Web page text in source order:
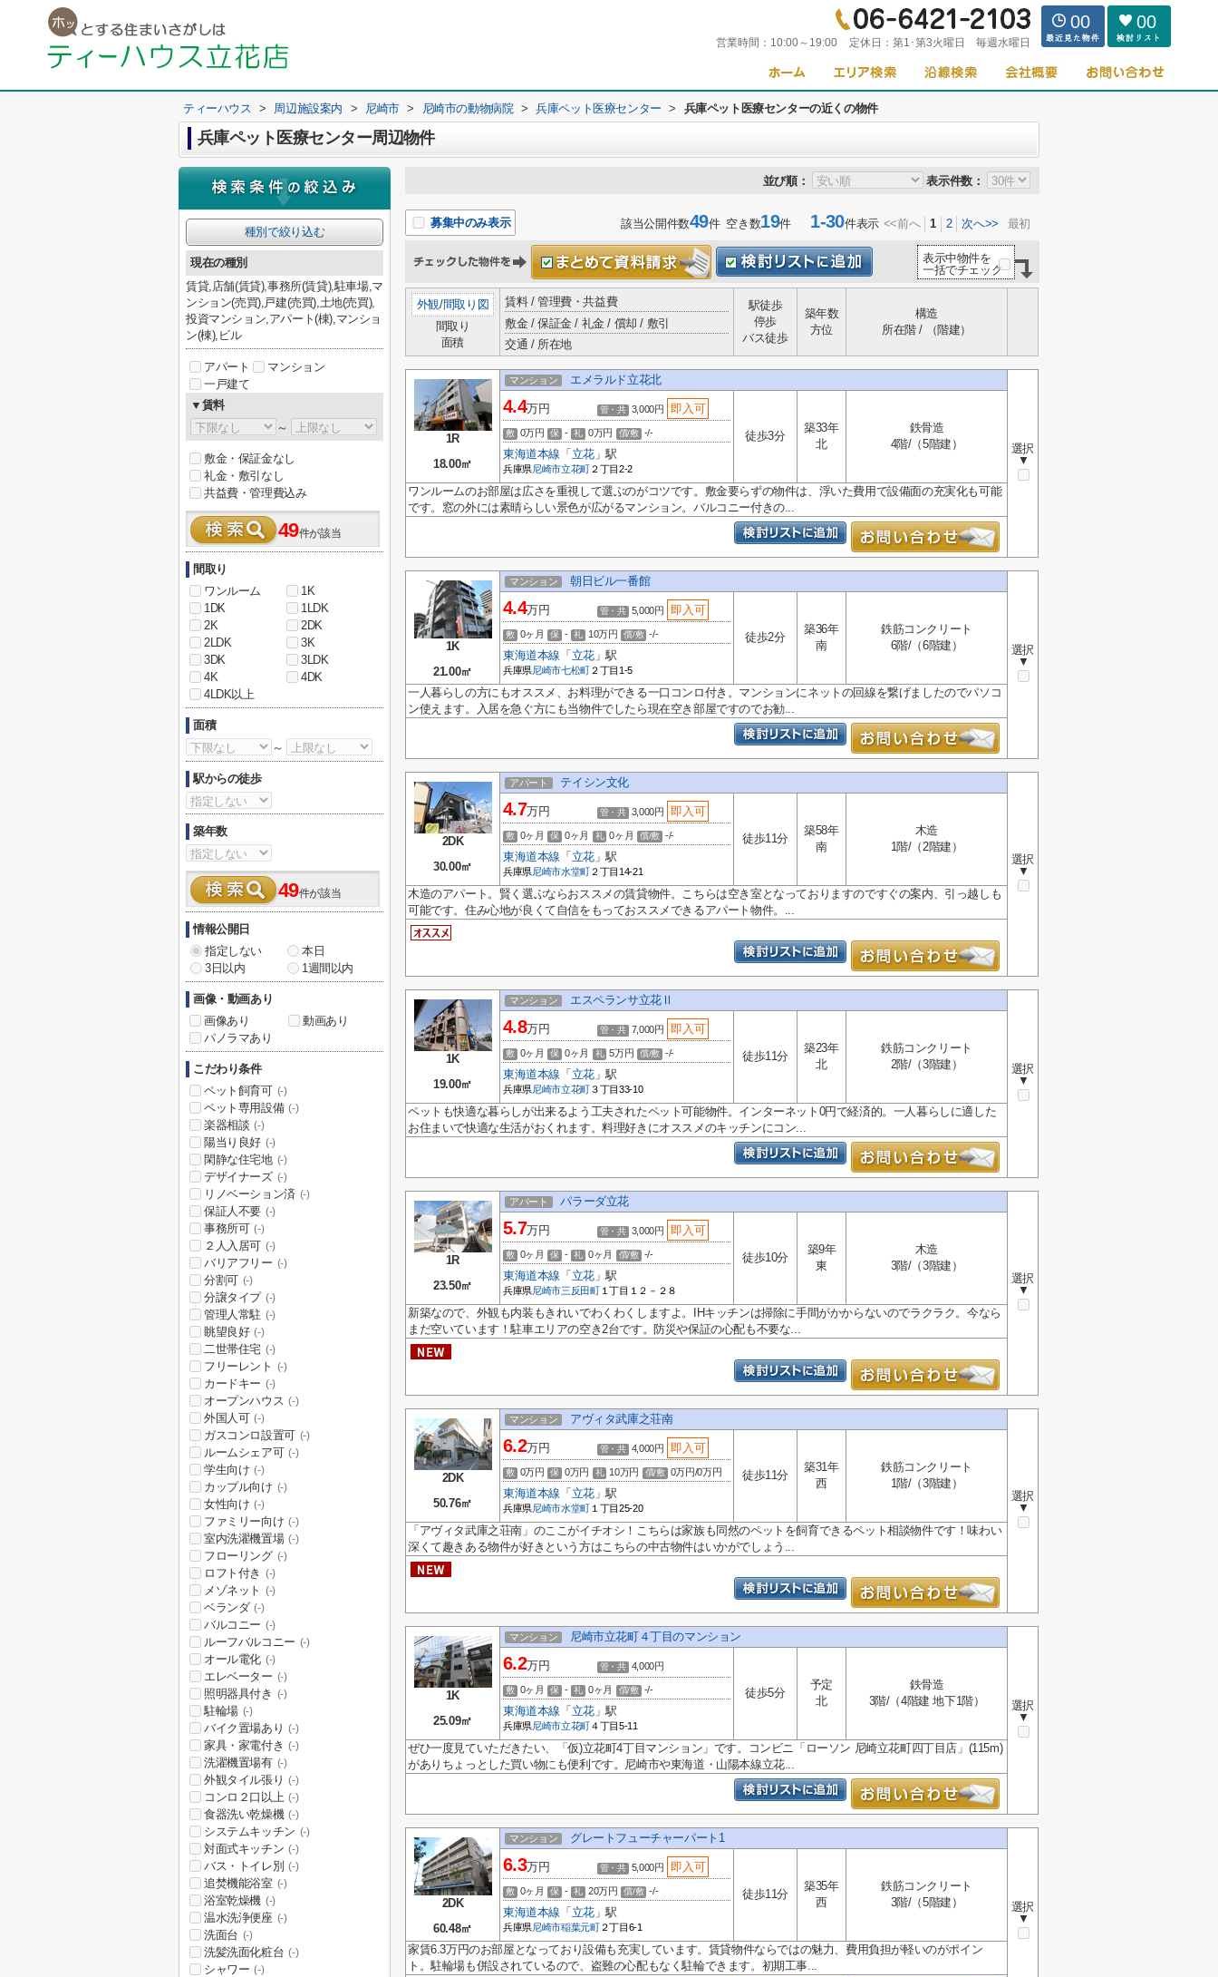
営業時間： 10:00～19:00 定休日： 第1･第3火曜日 毎週水曜日
00 00
ティーハウス > 周辺施設案内 > 尼崎市 > 尼崎市の動物病院 > 兵庫ペット医療センター > 兵庫ペット医療センターの近くの物件
兵庫ペット医療センター周辺物件
並び順： 表示件数：
募集中のみ表示 該当公開件数49件 空き数19件1-30件表示 <<前へ 1 2 次へ>> 最初
表示中物件を
一括でチェック
外観/間取り図
間取り
面積
賃料 / 管理費・共益費
敷金 / 保証金 / 礼金 / 償却 / 敷引
交通 / 所在地
駅徒歩
停歩
バス徒歩
築年数
方位
構造
所在階 / （階建）
1R
18.00㎡
マンション エメラルド立花北
選択
▼
4.4万円 管・共 3,000円 即入可
敷 0万円 保 - 礼 0万円 償/敷 -/-
東海道本線 「 立花」駅
兵庫県尼崎市立花町 ２丁目2-2
徒歩3分
築33年
北
鉄骨造
4階/（5階建）
ワンルームのお部屋は広さを重視して選ぶのがコツです。敷金要らずの物件は、浮いた費用で設備面の充実化も可能
です。窓の外には素晴らしい景色が広がるマンション。バルコニー付きの...
1K
21.00㎡
マンション 朝日ビル一番館
選択
▼
4.4万円 管・共 5,000円 即入可
敷 0ヶ月 保 - 礼 10万円 償/敷 -/-
東海道本線 「 立花」駅
兵庫県尼崎市七松町 ２丁目1-5
徒歩2分
築36年
南
鉄筋コンクリート
6階/（6階建）
一人暮らしの方にもオススメ、お料理ができる一口コンロ付き。マンションにネットの回線を繋げましたのでパソコ
ン使えます。入居を急ぐ方にも当物件でしたら現在空き部屋ですのでお勧...
2DK
30.00㎡
アパート テイシン文化
選択
▼
4.7万円 管・共 3,000円 即入可
敷 0ヶ月 保 0ヶ月 礼 0ヶ月 償/敷 -/-
東海道本線 「 立花」駅
兵庫県尼崎市水堂町 ２丁目14-21
徒歩11分
築58年
南
木造
1階/（2階建）
木造のアパート。賢く選ぶならおススメの賃貸物件。こちらは空き室となっておりますのですぐの案内、引っ越しも
可能です。住み心地が良くて自信をもっておススメできるアパート物件。...
1K
19.00㎡
マンション エスペランサ立花Ⅱ
選択
▼
4.8万円 管・共 7,000円 即入可
敷 0ヶ月 保 0ヶ月 礼 5万円 償/敷 -/-
東海道本線 「 立花」駅
兵庫県尼崎市立花町 ３丁目33-10
徒歩11分
築23年
北
鉄筋コンクリート
2階/（3階建）
ペットも快適な暮らしが出来るよう工夫されたペット可能物件。インターネット0円で経済的。一人暮らしに適した
お住まいで快適な生活がおくれます。料理好きにオススメのキッチンにコン...
1R
23.50㎡
アパート パラーダ立花
選択
▼
5.7万円 管・共 3,000円 即入可
敷 0ヶ月 保 - 礼 0ヶ月 償/敷 -/-
東海道本線 「 立花」駅
兵庫県尼崎市三反田町 １丁目１２－２８
徒歩10分
築9年
東
木造
3階/（3階建）
新築なので、外観も内装もきれいでわくわくしますよ。IHキッチンは掃除に手間がかからないのでラクラク。今なら
まだ空いています！駐車エリアの空き2台です。防災や保証の心配も不要な...
2DK
50.76㎡
マンション アヴィタ武庫之荘南
選択
▼
6.2万円 管・共 4,000円 即入可
敷 0万円 保 0万円 礼 10万円 償/敷 0万円/0万円
東海道本線 「 立花」駅
兵庫県尼崎市水堂町 １丁目25-20
徒歩11分
築31年
西
鉄筋コンクリート
1階/（3階建）
「アヴィタ武庫之荘南」のここがイチオシ！こちらは家族も同然のペットを飼育できるペット相談物件です！味わい
深くて趣きある物件が好きという方はこちらの中古物件はいかがでしょう...
1K
25.09㎡
マンション 尼崎市立花町４丁目のマンション
選択
▼
6.2万円 管・共 4,000円
敷 0ヶ月 保 - 礼 0ヶ月 償/敷 -/-
東海道本線 「 立花」駅
兵庫県尼崎市立花町 ４丁目5-11
徒歩5分
予定
北
鉄骨造
3階/（4階建 地下1階）
ぜひ一度見ていただきたい、「仮)立花町4丁目マンション」です。コンビニ「ローソン 尼崎立花町四丁目店」(115m)
がありちょっとした買い物にも便利です。尼崎市や東海道・山陽本線立花...
2DK
60.48㎡
マンション グレートフューチャーパート1
選択
▼
6.3万円 管・共 5,000円 即入可
敷 0ヶ月 保 - 礼 20万円 償/敷 -/-
東海道本線 「 立花」駅
兵庫県尼崎市稲葉元町 ２丁目6-1
徒歩11分
築35年
西
鉄筋コンクリート
3階/（5階建）
家賃6.3万円のお部屋となっており設備も充実しています。賃貸物件ならではの魅力、費用負担が軽いのがポイン
ト。駐輪場も併設されているので、盗難の心配もなく駐輪できます。初期工事...
種別で絞り込む
現在の種別
賃貸,店舗(賃貸),事務所(賃貸),駐車場,マ
ンション(売買),戸建(売買),土地(売買),
投資マンション,アパート(棟),マンショ
ン(棟),ビル
アパート
マンション
一戸建て
▼賃料
～
敷金・保証金なし
礼金・敷引なし
共益費・管理費込み
49件が該当
間取り
ワンルーム
1K
1DK
1LDK
2K
2DK
2LDK
3K
3DK
3LDK
4K
4DK
4LDK以上
面積
～
駅からの徒歩
築年数
49件が該当
情報公開日
指定しない
本日
3日以内
1週間以内
画像・動画あり
画像あり
動画あり
パノラマあり
こだわり条件
ペット飼育可 (-)
ペット専用設備 (-)
楽器相談 (-)
陽当り良好 (-)
閑静な住宅地 (-)
デザイナーズ (-)
リノベーション済 (-)
保証人不要 (-)
事務所可 (-)
２人入居可 (-)
バリアフリー (-)
分割可 (-)
分譲タイプ (-)
管理人常駐 (-)
眺望良好 (-)
二世帯住宅 (-)
フリーレント (-)
カードキー (-)
オープンハウス (-)
外国人可 (-)
ガスコンロ設置可 (-)
ルームシェア可 (-)
学生向け (-)
カップル向け (-)
女性向け (-)
ファミリー向け (-)
室内洗濯機置場 (-)
フローリング (-)
ロフト付き (-)
メゾネット (-)
ベランダ (-)
バルコニー (-)
ルーフバルコニー (-)
オール電化 (-)
エレベーター (-)
照明器具付き (-)
駐輪場 (-)
バイク置場あり (-)
家具・家電付き (-)
洗濯機置場有 (-)
外観タイル張り (-)
コンロ２口以上 (-)
食器洗い乾燥機 (-)
システムキッチン (-)
対面式キッチン (-)
バス・トイレ別 (-)
追焚機能浴室 (-)
浴室乾燥機 (-)
温水洗浄便座 (-)
洗面台 (-)
洗髪洗面化粧台 (-)
シャワー (-)